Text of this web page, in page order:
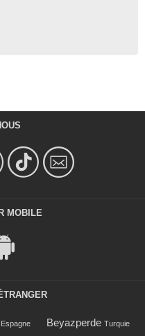
MOBILE
Espagne Beyazperde Turquie